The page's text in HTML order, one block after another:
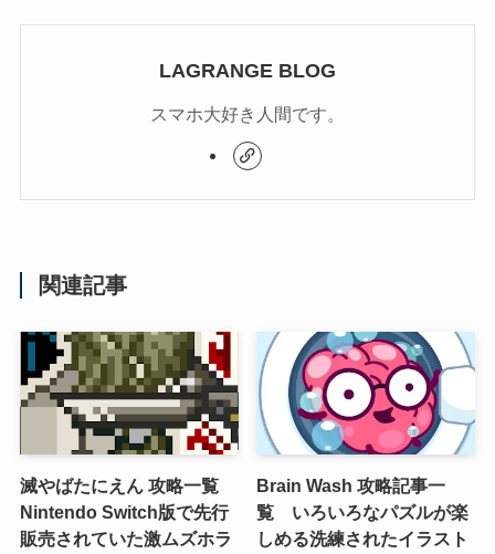
LAGRANGE BLOG
スマホ大好き人間です。
関連記事
滅やばたにえん 攻略一覧
Nintendo Switch版で先行
販売されていた激ムズホラ
Brain Wash 攻略記事一
覧 いろいろなパズルが楽
しめる洗練されたイラスト